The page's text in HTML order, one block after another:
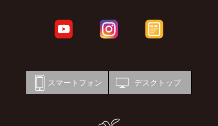
スマートフォン デスクトップ